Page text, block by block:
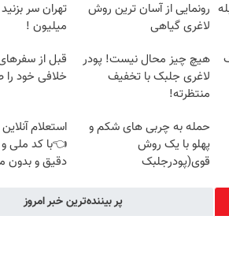
رونمایی از آسان ترین روش
لاغری گیاهی
میلیون !
هیچ چیز محال نیست! پودر
لاغری جلبک با تخفیف
منتظرته!
قبل از
خلافی خود را
حمله به چربی های شکم و
پهلو با یک روش
قوی(پودرجلبک
استعلام
👈با کد ملی
دقیق و بدون
پر بیننده‌ترین خبر امروز